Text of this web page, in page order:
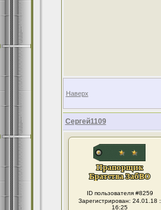
Наверх
Сергей1109
ID пользователя #8259
Зарегистрирован: 24.01.18 :
16:25